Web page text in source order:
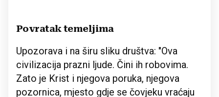
Povratak temeljima
Upozorava i na širu sliku društva: "Ova
civilizacija prazni ljude. Čini ih robovima.
Zato je Krist i njegova poruka, njegova
pozornica, mjesto gdje se čovjeku vraćaju